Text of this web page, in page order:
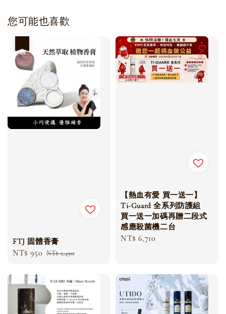
您可能也喜歡
FTJ 固體香膏
Sale
NT$ 950 Regular
NT$ 1,490
【熱血有愛 買一送一】
Ti-Guard 全系列防護組
買一送一加碼再贈二段式
感應殺菌機二台
Regular
NT$ 6,710